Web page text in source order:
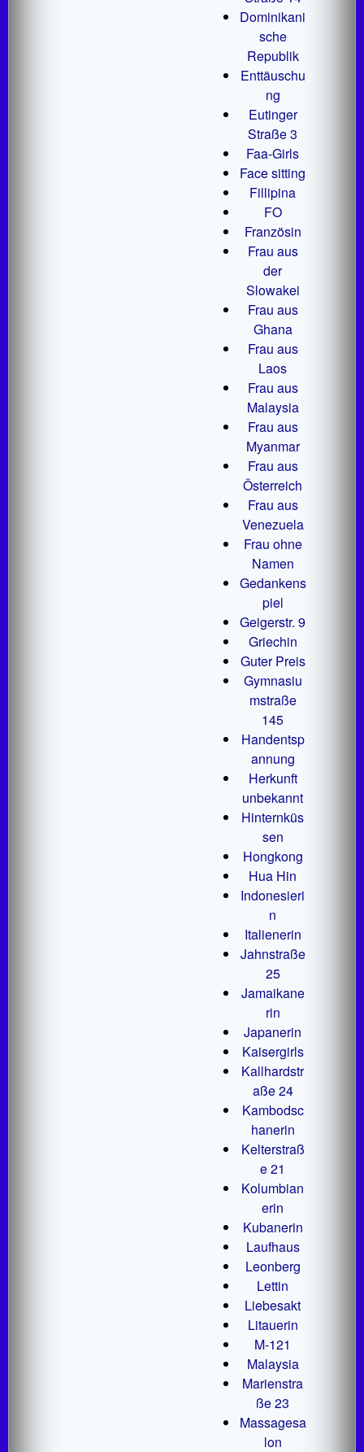
Dominikani
sche
Republik
Enttäuschu
ng
Eutinger
Straße 3
Faa-Girls
Face sitting
Fillipina
FO
Französin
Frau aus
der
Slowakei
Frau aus
Ghana
Frau aus
Laos
Frau aus
Malaysia
Frau aus
Myanmar
Frau aus
Österreich
Frau aus
Venezuela
Frau ohne
Namen
Gedankens
piel
Geigerstr. 9
Griechin
Guter Preis
Gymnasiu
mstraße
145
Handentsp
annung
Herkunft
unbekannt
Hinternküs
sen
Hongkong
Hua Hin
Indonesieri
n
Italienerin
Jahnstraße
25
Jamaikane
rin
Japanerin
Kaisergirls
Kallhardstr
aße 24
Kambodsc
hanerin
Kelterstraß
e 21
Kolumbian
erin
Kubanerin
Laufhaus
Leonberg
Lettin
Liebesakt
Litauerin
M-121
Malaysia
Marienstra
ße 23
Massagesa
lon